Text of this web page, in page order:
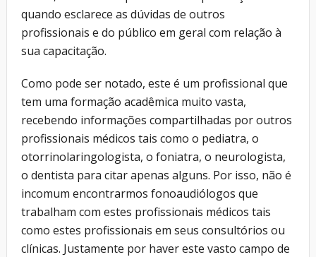
quando esclarece as dúvidas de outros
profissionais e do público em geral com relação à
sua capacitação.
Como pode ser notado, este é um profissional que
tem uma formação acadêmica muito vasta,
recebendo informações compartilhadas por outros
profissionais médicos tais como o pediatra, o
otorrinolaringologista, o foniatra, o neurologista,
o dentista para citar apenas alguns. Por isso, não é
incomum encontrarmos fonoaudiólogos que
trabalham com estes profissionais médicos tais
como estes profissionais em seus consultórios ou
clínicas. Justamente por haver este vasto campo de